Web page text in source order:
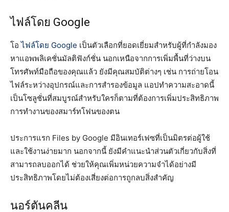
ไฟล์โดย Google
โอไฟล์โดย Google เป็นตัวเลือกที่ยอดเยี่ยมสำหรับผู้ที่กำลังมอง
หาแอพพลิเคชั่นมัลติฟังก์ชั่น นอกเหนือจากการเพิ่มพื้นที่ว่างบน
โทรศัพท์มือถือของคุณแล้ว ยังมีคุณสมบัติต่างๆ เช่น การถ่ายโอน
ไฟล์ระหว่างอุปกรณ์และการสำรองข้อมูล แอปทำความสะอาดนี้
เป็นโซลูชั่นที่สมบูรณ์สำหรับใครก็ตามที่ต้องการเพิ่มประสิทธิภาพ
การทำงานของสมาร์ทโฟนของตน
ประการแรก Files by Google มีอินเทอร์เฟซที่เป็นมิตรต่อผู้ใช้
และใช้งานง่ายมาก นอกจากนี้ ยังมีคำแนะนำส่วนตัวเกี่ยวกับสิ่งที่
สามารถลบออกได้ ช่วยให้คุณเพิ่มหน่วยความจำได้อย่างมี
ประสิทธิภาพโดยไม่ต้องเสี่ยงต่อการถูกลบสิ่งสำคัญ
นอร์ตันคลีน